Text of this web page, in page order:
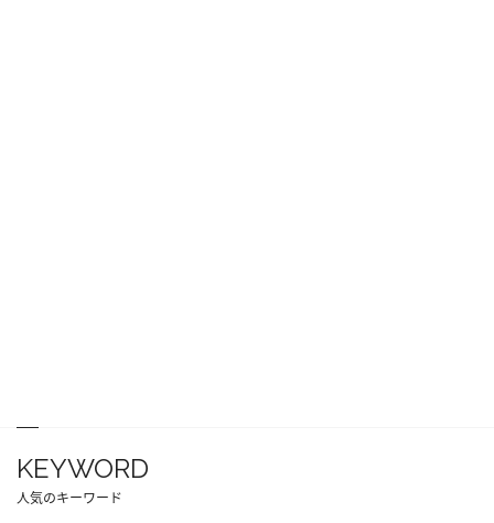
KEYWORD
人気のキーワード